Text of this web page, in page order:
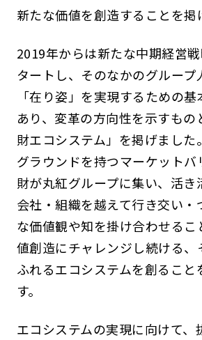
新たな価値を創造することを掲
2019年からは新たな中期経営
タートし、そのなかのグループ
「在り姿」を実現するための
あり、変革の方向性を示すもの
財エコシステム」を掲げました
グラウンドを持つマーケットバ
財が丸紅グループに集い、活き
会社・組織を越えて行き交い・
な価値観や知を掛け合わせるこ
値創造にチャレンジし続ける、
ふれるエコシステムを創ること
す。
エコシステムの実現に向けて、